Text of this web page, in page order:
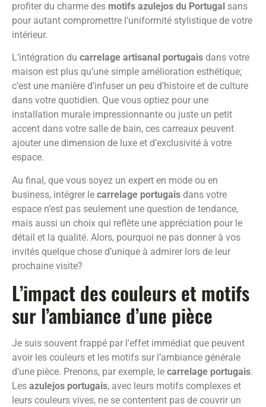
profiter du charme des motifs azulejos du Portugal sans
pour autant compromettre l’uniformité stylistique de votre
intérieur.
L’intégration du carrelage artisanal portugais dans votre
maison est plus qu’une simple amélioration esthétique;
c’est une manière d’infuser un peu d’histoire et de culture
dans votre quotidien. Que vous optiez pour une
installation murale impressionnante ou juste un petit
accent dans votre salle de bain, ces carreaux peuvent
ajouter une dimension de luxe et d’exclusivité à votre
espace.
Au final, que vous soyez un expert en mode ou en
business, intégrer le carrelage portugais dans votre
espace n’est pas seulement une question de tendance,
mais aussi un choix qui reflète une appréciation pour le
détail et la qualité. Alors, pourquoi ne pas donner à vos
invités quelque chose d’unique à admirer lors de leur
prochaine visite?
L’impact des couleurs et motifs
sur l’ambiance d’une pièce
Je suis souvent frappé par l’effet immédiat que peuvent
avoir les couleurs et les motifs sur l’ambiance générale
d’une pièce. Prenons, par exemple, le carrelage portugais.
Les azulejos portugais, avec leurs motifs complexes et
leurs couleurs vives, ne se contentent pas de couvrir un